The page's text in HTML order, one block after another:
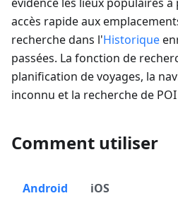
accès rapide aux
recherche dans l'Historique
passées. La fonction de
planification de voyages, la
inconnu et la recherche de
Comment utiliser
Android iOS